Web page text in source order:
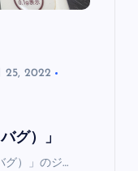
25, 2022
グ）」
グ）」のジ…